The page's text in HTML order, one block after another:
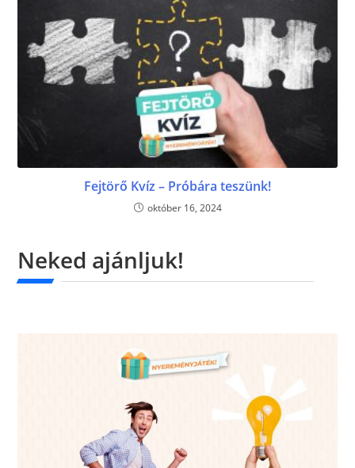
Fejtörő Kvíz – Próbára teszünk!
október 16, 2024
Neked ajánljuk!